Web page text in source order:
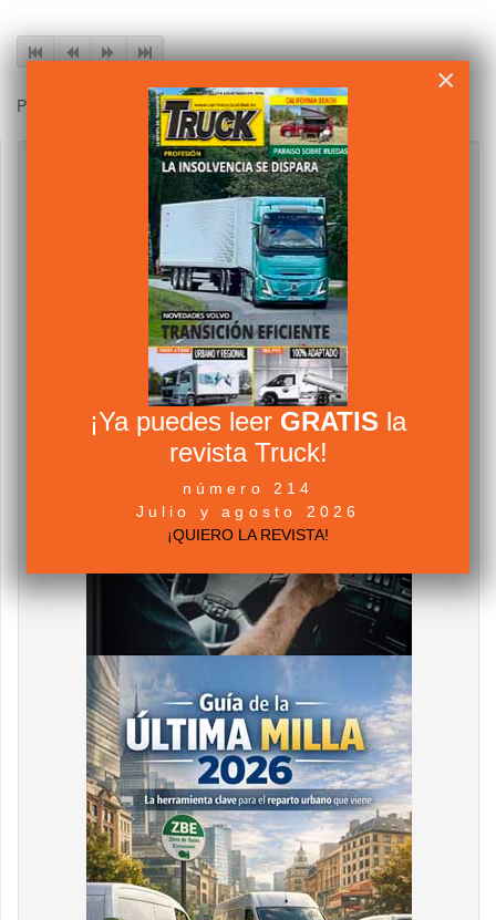
Página 5 de 212
×
¡Ya puedes leer GRATIS la
revista Truck!
número 214
Julio y agosto 2026
¡QUIERO LA REVISTA!